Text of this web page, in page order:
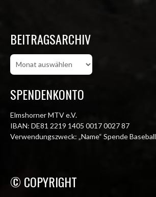
BEITRAGSARCHIV
Beitragsarchiv
SPENDENKONTO
Elmshorner MTV e.V.
IBAN: DE81 2219 1405 0017 0027 87
Verwendungszweck: „Name“ Spende Baseball
© COPYRIGHT